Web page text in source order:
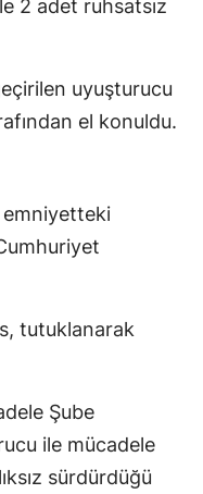
2 adet ruhsatsız
uyuşturucu
el konuldu.
emniyetteki
tutuklanarak
Şube
ile mücadele
sürdürdüğü